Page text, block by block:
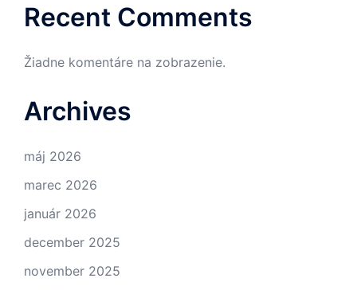
Recent Comments
Žiadne komentáre na zobrazenie.
Archives
máj 2026
marec 2026
január 2026
december 2025
november 2025